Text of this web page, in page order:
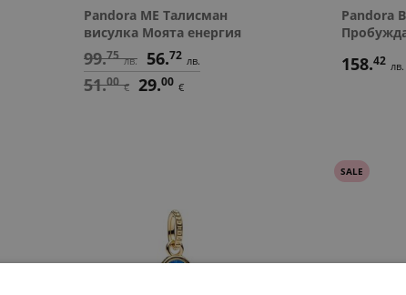
Pandora ME Талисман
висулка Моята енергия
99.75 лв. 56.72 лв.
51.00 € 29.00 €
Pandora
158.42 лв.
SALE